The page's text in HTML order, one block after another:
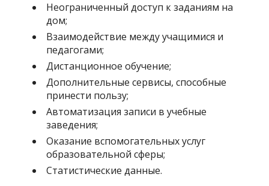
Неограниченный доступ к заданиям на
дом;
Взаимодействие между учащимися и
педагогами;
Дистанционное обучение;
Дополнительные сервисы, способные
принести пользу;
Автоматизация записи в учебные
заведения;
Оказание вспомогательных услуг
образовательной сферы;
Статистические данные.